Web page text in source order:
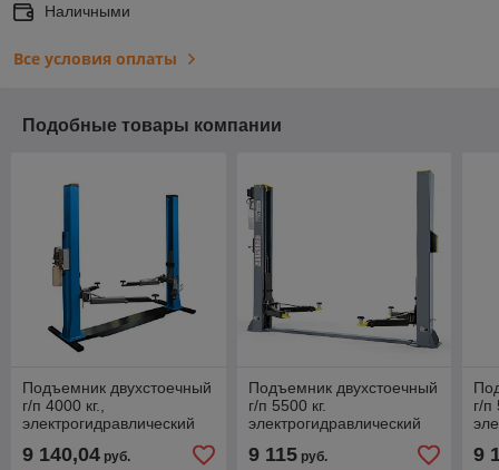
Наличными
Все условия оплаты
Подобные товары компании
Подъемник двухстоечный
г/п 4000 кг.,
электрогидравлический
KRW240EBH_blue
9 140,04 руб.
Подъемник двухстоечный
г/п 5500 кг.
электрогидравлический
KraftWell арт. KRW5.5MXL
9 115руб.
г/п
9